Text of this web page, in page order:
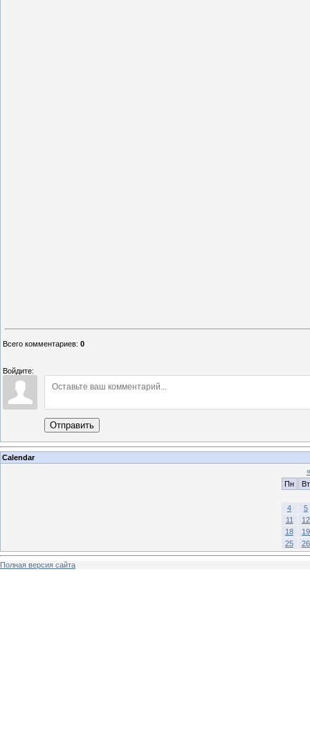
Всего комментариев: 0
Войдите:
Отправить
Calendar
«
Пн
Вт
4
5
11
12
18
19
25
26
Полная версия сайта